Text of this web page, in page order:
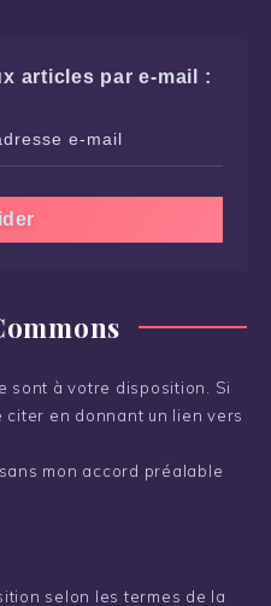
articles par e-mail :
sont à votre disposition. Si
citer en donnant un lien vers
mon accord préalable
selon les termes de la